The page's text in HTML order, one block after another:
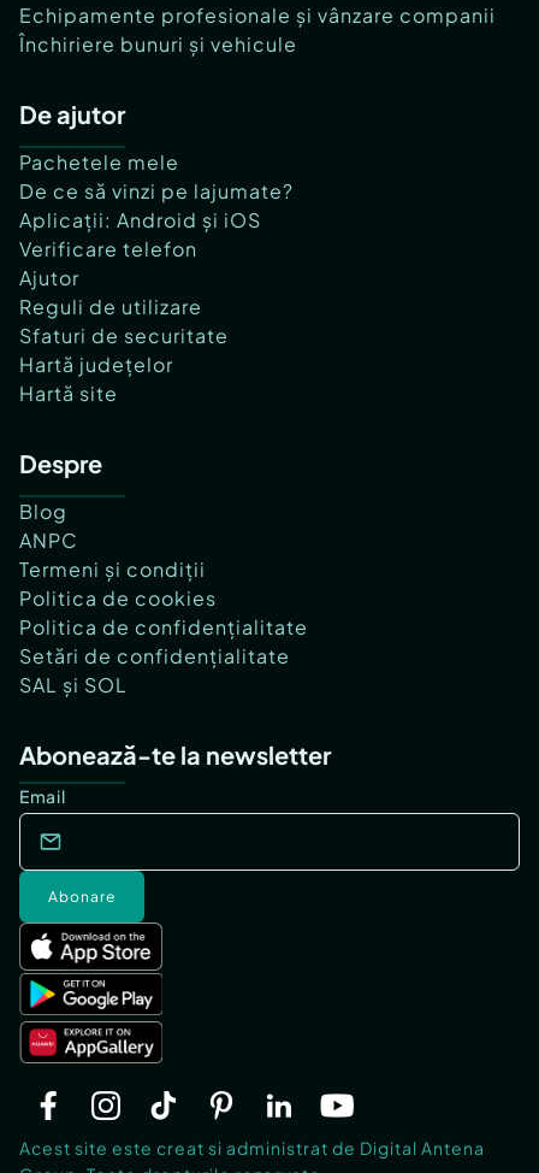
Echipamente profesionale și vânzare companii
Închiriere bunuri și vehicule
De ajutor
Pachetele mele
De ce să vinzi pe lajumate?
Aplicații: Android și iOS
Verificare telefon
Ajutor
Reguli de utilizare
Sfaturi de securitate
Hartă județelor
Hartă site
Despre
Blog
ANPC
Termeni și condiții
Politica de cookies
Politica de confidențialitate
Setări de confidențialitate
SAL și SOL
Abonează-te la newsletter
Email
Abonare
Acest site este creat si administrat de Digital Antena